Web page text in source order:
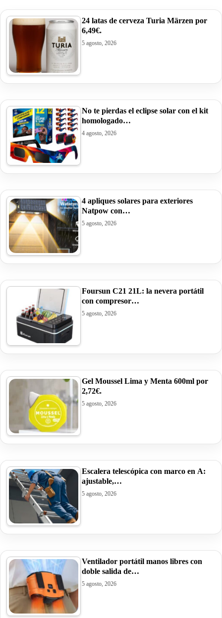
24 latas de cerveza Turia Märzen por
6,49€.
5 agosto, 2026
No te pierdas el eclipse solar con el kit
homologado…
4 agosto, 2026
4 apliques solares para exteriores
Natpow con…
5 agosto, 2026
Foursun C21 21L: la nevera portátil
con compresor…
5 agosto, 2026
Gel Moussel Lima y Menta 600ml por
2,72€.
5 agosto, 2026
Escalera telescópica con marco en A:
ajustable,…
5 agosto, 2026
Ventilador portátil manos libres con
doble salida de…
5 agosto, 2026